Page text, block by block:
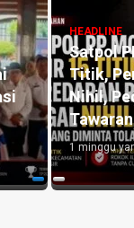
Lebih
3,
3